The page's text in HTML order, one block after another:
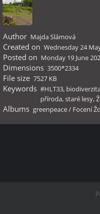
Author Majda Slámová
Created on Wednesday 24
Posted on Monday 19 June
Dimensions 3500*2334
File size 7527 KB
Keywords #HLT33,
příroda,staré lesy,
Albums greenpeace/ Focení